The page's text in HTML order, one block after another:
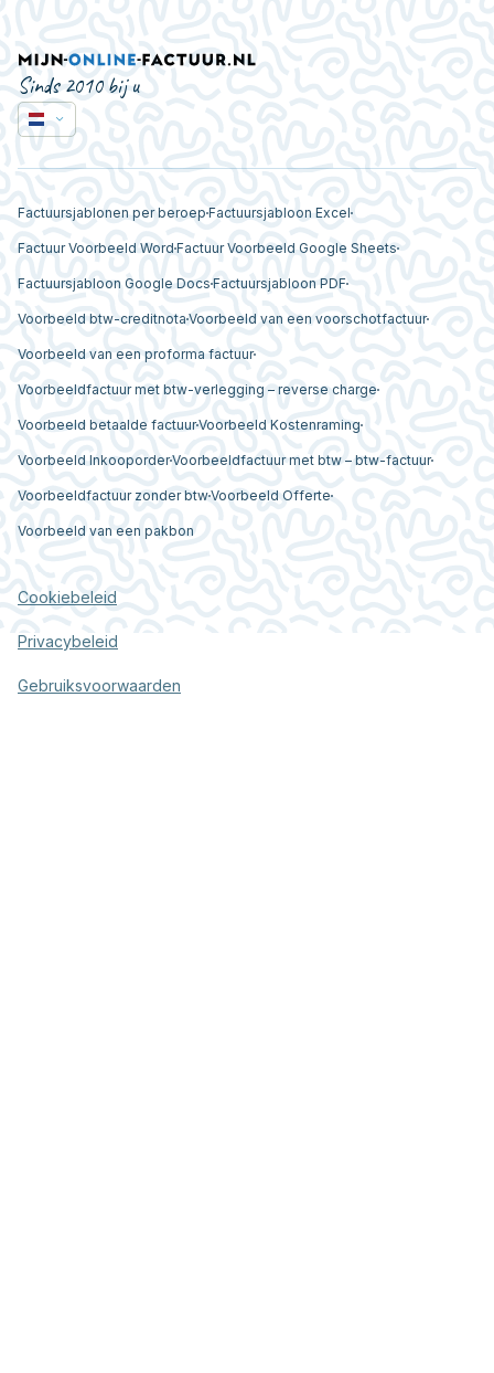
Sinds 2010 bij u
Factuursjablonen per beroep Factuursjabloon Excel
Factuur Voorbeeld Word Factuur Voorbeeld Google Sheets
Factuursjabloon Google Docs Factuursjabloon PDF
Voorbeeld btw-creditnota Voorbeeld van een voorschotfactuur
Voorbeeld van een proforma factuur
Voorbeeldfactuur met btw-verlegging – reverse charge
Voorbeeld betaalde factuurVoorbeeld Kostenraming
Voorbeeld InkooporderVoorbeeldfactuur met btw – btw-factuur
Voorbeeldfactuur zonder btwVoorbeeld Offerte
Voorbeeld van een pakbon
Cookiebeleid
Privacybeleid
Gebruiksvoorwaarden